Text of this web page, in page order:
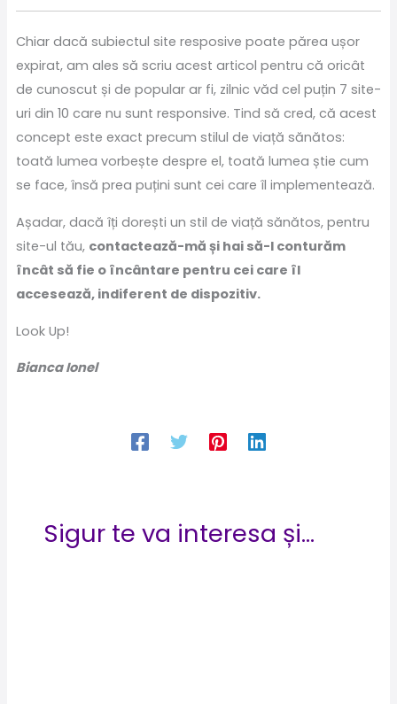
Chiar dacă subiectul site resposive poate părea ușor
expirat, am ales să scriu acest articol pentru că oricât
de cunoscut și de popular ar fi, zilnic văd cel puțin 7 site-
uri din 10 care nu sunt responsive. Tind să cred, că acest
concept este exact precum stilul de viață sănătos:
toată lumea vorbește despre el, toată lumea știe cum
se face, însă prea puțini sunt cei care îl implementează.
Așadar, dacă îți dorești un stil de viață sănătos, pentru
site-ul tău, contactează-mă și hai să-l conturăm
încât să fie o încântare pentru cei care îl
accesează, indiferent de dispozitiv.
Look Up!
Bianca Ionel
Sigur te va interesa și...